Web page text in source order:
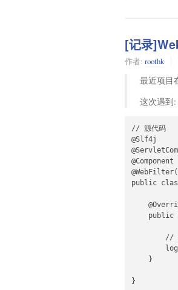
[记录
作者: roothk
最近项目
这次遇到:
// 源代码
@Slf4j
@Component
public
public
//
    }
}